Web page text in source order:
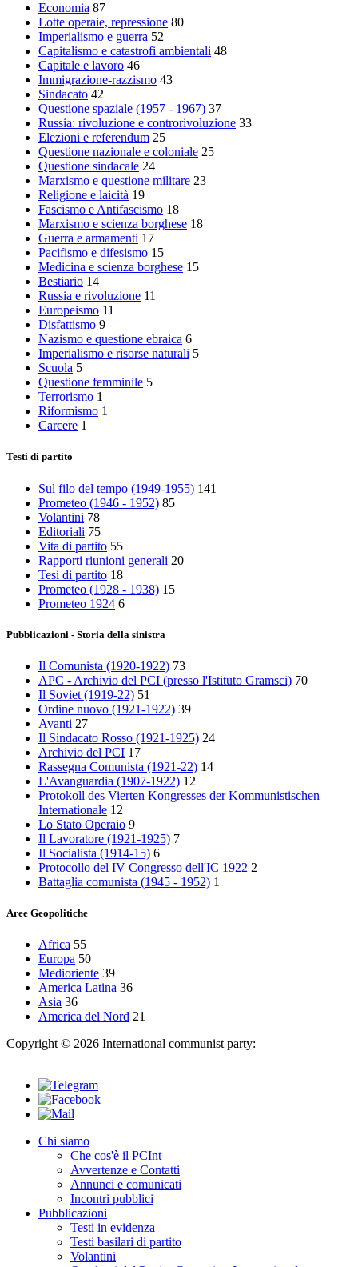
Economia 87
Lotte operaie, repressione 80
Imperialismo e guerra 52
Capitalismo e catastrofi ambientali 48
Capitale e lavoro 46
Immigrazione-razzismo 43
Sindacato 42
Questione spaziale (1957 - 1967) 37
Russia: rivoluzione e controrivoluzione 33
Elezioni e referendum 25
Questione nazionale e coloniale 25
Questione sindacale 24
Marxismo e questione militare 23
Religione e laicità 19
Fascismo e Antifascismo 18
Marxismo e scienza borghese 18
Guerra e armamenti 17
Pacifismo e difesismo 15
Medicina e scienza borghese 15
Bestiario 14
Russia e rivoluzione 11
Europeismo 11
Disfattismo 9
Nazismo e questione ebraica 6
Imperialismo e risorse naturali 5
Scuola 5
Questione femminile 5
Terrorismo 1
Riformismo 1
Carcere 1
Testi di partito
Sul filo del tempo (1949-1955) 141
Prometeo (1946 - 1952) 85
Volantini 78
Editoriali 75
Vita di partito 55
Rapporti riunioni generali 20
Tesi di partito 18
Prometeo (1928 - 1938) 15
Prometeo 1924 6
Pubblicazioni - Storia della sinistra
Il Comunista (1920-1922) 73
APC - Archivio del PCI (presso l'Istituto Gramsci) 70
Il Soviet (1919‑22) 51
Ordine nuovo (1921-1922) 39
Avanti 27
Il Sindacato Rosso (1921-1925) 24
Archivio del PCI 17
Rassegna Comunista (1921‑22) 14
L'Avanguardia (1907-1922) 12
Protokoll des Vierten Kongresses der Kommunistischen
Internationale 12
Lo Stato Operaio 9
Il Lavoratore (1921-1925) 7
Il Socialista (1914‑15) 6
Protocollo del IV Congresso dell'IC 1922 2
Battaglia comunista (1945 - 1952) 1
Aree Geopolitiche
Africa 55
Europa 50
Medioriente 39
America Latina 36
Asia 36
America del Nord 21
Copyright © 2026 International communist party:
Chi siamo
Che cos'è il PCInt
Avvertenze e Contatti
Annunci e comunicati
Incontri pubblici
Pubblicazioni
Testi in evidenza
Testi basilari di partito
Volantini